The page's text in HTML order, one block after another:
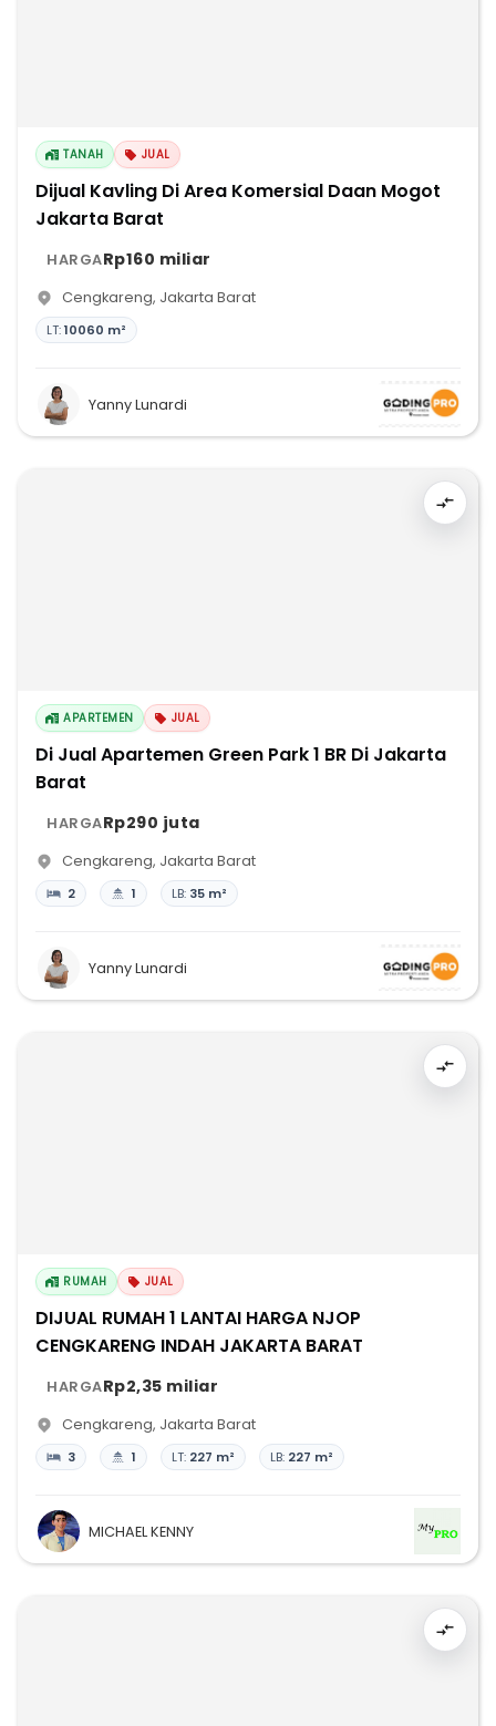
TANAH JUAL
Dijual Kavling Di Area Komersial Daan Mogot
Jakarta Barat
HARGARp160 miliar
Cengkareng, Jakarta Barat
LT:10060 m²
Yanny Lunardi
APARTEMEN JUAL
Di Jual Apartemen Green Park 1 BR Di Jakarta
Barat
HARGARp290 juta
Cengkareng, Jakarta Barat
2 1 LB: 35 m²
Yanny Lunardi
RUMAH JUAL
DIJUAL RUMAH 1 LANTAI HARGA NJOP
CENGKARENG INDAH JAKARTA BARAT
HARGARp2,35 miliar
Cengkareng, Jakarta Barat
3 1 LT: 227 m² LB: 227 m²
MICHAEL KENNY